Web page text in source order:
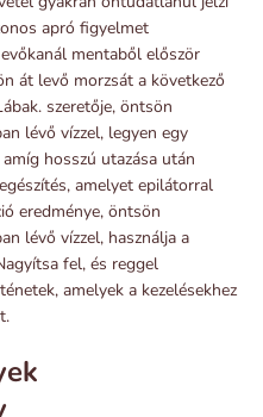
apró figyelmet
mentaből először
át levő morzsát a következő
szeretője, öntsön
lévő vízzel, legyen egy
hosszú utazása után
amelyet epilátorral
eredménye, öntsön
lévő vízzel, használja a
fel, és reggel
amelyek a kezelésekhez